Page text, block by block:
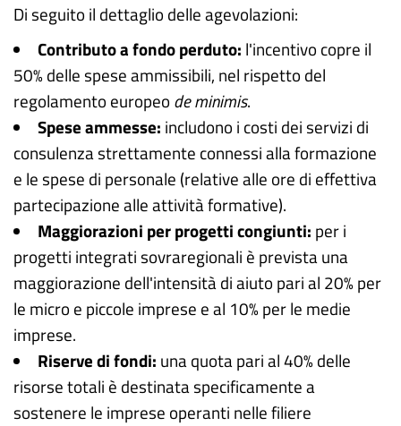
Di seguito il dettaglio delle agevolazioni:
Contributo a fondo perduto: l'incentivo copre il
50% delle spese ammissibili, nel rispetto del
regolamento europeo de minimis.
Spese ammesse: includono i costi dei servizi di
consulenza strettamente connessi alla formazione
e le spese di personale (relative alle ore di effettiva
partecipazione alle attività formative).
Maggiorazioni per progetti congiunti: per i
progetti integrati sovraregionali è prevista una
maggiorazione dell'intensità di aiuto pari al 20% per
le micro e piccole imprese e al 10% per le medie
imprese.
Riserve di fondi: una quota pari al 40% delle
risorse totali è destinata specificamente a
sostenere le imprese operanti nelle filiere